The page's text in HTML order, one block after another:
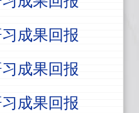
成果回报
成果回报
成果回报